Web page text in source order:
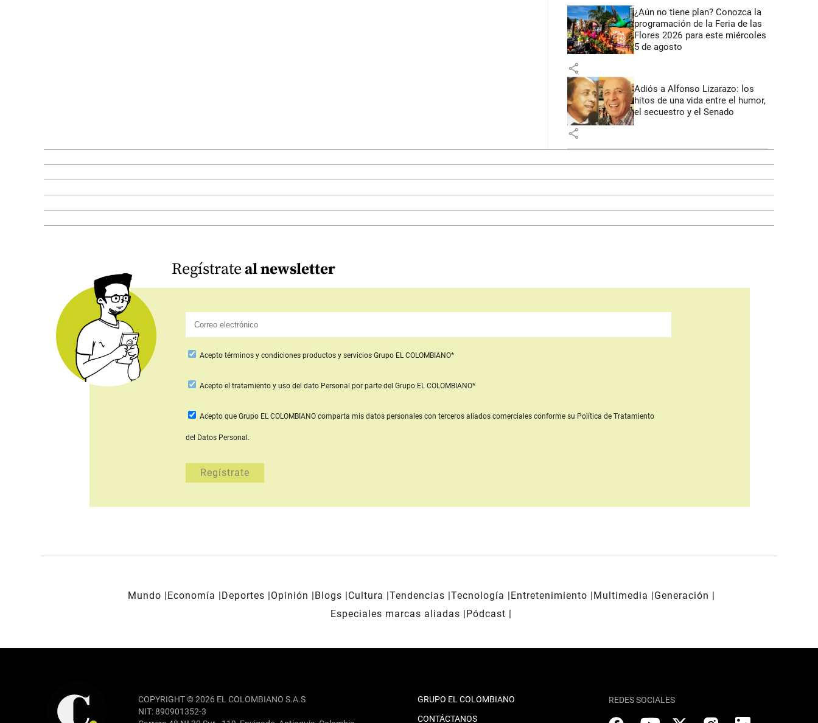
¿Aún no tiene plan? Conozca la
programación de la Feria de las
Flores 2026 para este miércoles
5 de agosto
share
Adiós a Alfonso Lizarazo: los
hitos de una vida entre el humor,
el secuestro y el Senado
share
Regístrateal newsletter
Acepto términos y condiciones productos y servicios Grupo EL COLOMBIANO*
Aceptoel tratamiento y uso del dato Personal por parte del Grupo EL COLOMBIANO*
Acepto que Grupo EL COLOMBIANO comparta mis datos personales con terceros aliados comercialesconforme su Política de Tratamiento
del Datos Personal.
Mundo Economía Deportes Opinión Blogs Cultura Tendencias Tecnología Entretenimiento Multimedia
Generación
Especiales marcas aliadas
Pódcast
COPYRIGHT © 2026 EL COLOMBIANO S.A.S
NIT: 890901352-3
GRUPO EL COLOMBIANO
CONTÁCTANOS
REDES SOCIALES